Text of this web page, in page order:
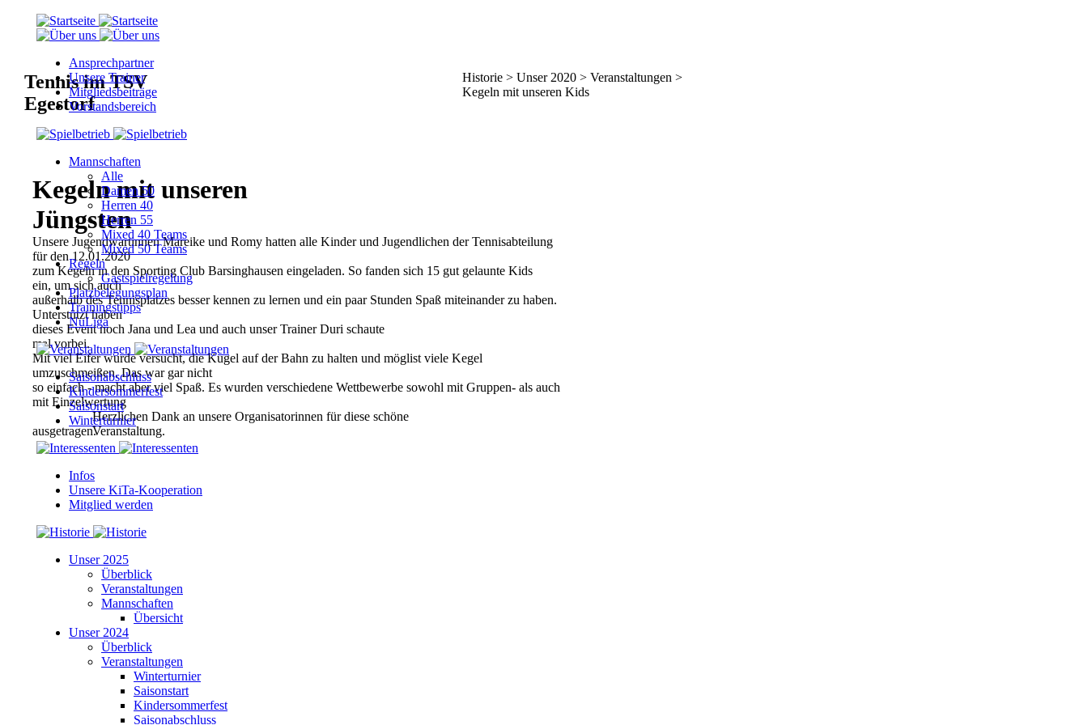
Kegeln mit unseren
Jüngsten
Unsere Jugendwartinnen Mareike und Romy hatten alle Kinder und Jugendlichen der Tennisabteilung
für den 12.01.2020
zum Kegeln in den Sporting Club Barsinghausen eingeladen. So fanden sich 15 gut gelaunte Kids
ein, um sich auch
außerhalb des Tennisplatzes besser kennen zu lernen und ein paar Stunden Spaß miteinander zu haben.
Unterstützt haben
dieses Event noch Jana und Lea und auch unser Trainer Duri schaute
mal vorbei.
Mit viel Eifer wurde versucht, die Kugel auf der Bahn zu halten und möglist viele Kegel
umzuschmeißen. Das war gar nicht
so einfach - macht aber viel Spaß. Es wurden verschiedene Wettbewerbe sowohl mit Gruppen- als auch
mit Einzelwertung
ausgetragen.
Herzlichen Dank an unsere Organisatorinnen für diese schöne
Veranstaltung.
Tennis im TSV
Egestorf
Historie > Unser 2020 > Veranstaltungen >
Kegeln mit unseren Kids
Ansprechpartner
Unsere Trainer
Mitgliedsbeiträge
Vorstandsbereich
Mannschaften
Alle
Damen 50
Herren 40
Herren 55
Mixed 40 Teams
Mixed 50 Teams
Regeln
Gastspielregelung
Platzbelegungsplan
Trainingstipps
NuLiga
Saisonabschluss
Kindersommerfest
Saisonstart
Winterturnier
Infos
Unsere KiTa-Kooperation
Mitglied werden
Unser 2025
Überblick
Veranstaltungen
Mannschaften
Übersicht
Unser 2024
Überblick
Veranstaltungen
Winterturnier
Saisonstart
Kindersommerfest
Saisonabschluss